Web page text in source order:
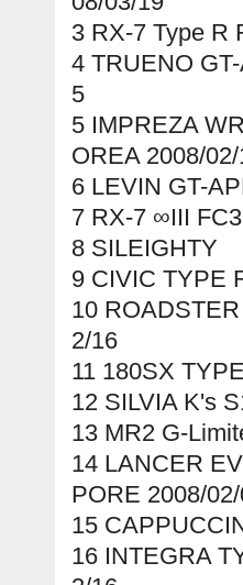
3 RX-7 Type R
4 TRUENO
5
5 IMPREZA
OREA 2008/
6 LEVIN GT-
7 RX-7 ∞III
8 SILEIGHTY
9 CIVIC TYPE
10
2/16
11 180SX
12 SILVIA K's
13 MR2 G-
14 LANCER
PORE 2008/
15
16 INTEGRA